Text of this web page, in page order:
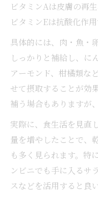
ビタミンAは皮膚の再
ビタミンEは抗酸化作
具体的には、肉・魚・
しっかりと補給し、に
アーモンド、柑橘類な
せて摂取することが効
補う場合もありますが
実際に、食生活を見直
量を増やしたことで、
も多く見られます。特
ンビニでも手に入るサ
スなどを活用すると良